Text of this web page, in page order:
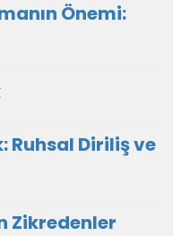
Önemi:
Ruhsal Diriliş ve
Zikredenler